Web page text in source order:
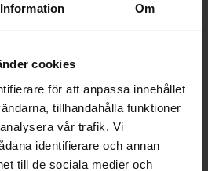
Information Om
cookies
för att anpassa innehållet
tillhandahålla funktioner
vår trafik. Vi
identifierare och annan
till de sociala medier och